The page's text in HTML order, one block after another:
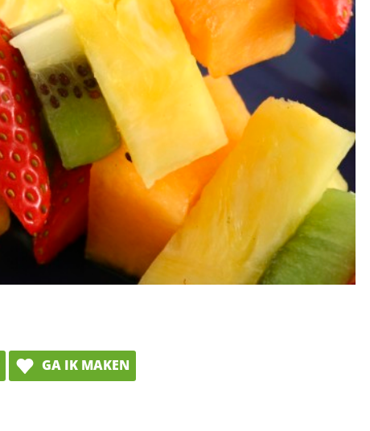
GA IK MAKEN